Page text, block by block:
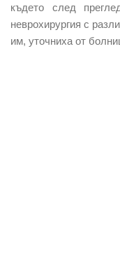
където след
неврохирургия с
им, уточниха от